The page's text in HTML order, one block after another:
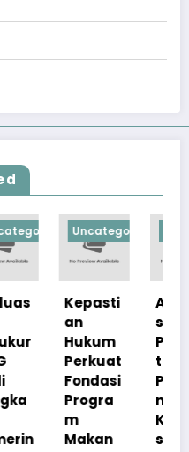
Uncategorized
Kepasti
Hukum
Perkuat
Fondasi
Progra
Makan
Apresia
Pemerin
tah
Pastika
n
s Menu